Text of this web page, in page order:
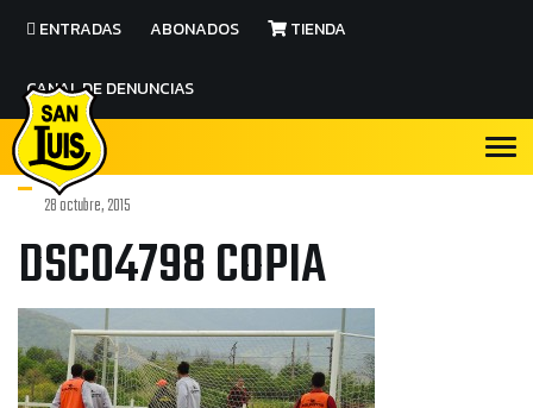
ENTRADAS ABONADOS TIENDA
CANAL DE DENUNCIAS
28 octubre, 2015
DSC04798 COPIA